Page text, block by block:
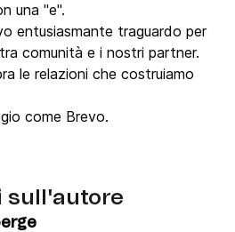
una "e".
entusiasmante traguardo per
comunità e i nostri partner.
le relazioni che costruiamo
come Brevo.
sull'autore